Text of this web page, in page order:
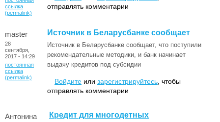
ссылка
(permalink)
отправлять комментарии
master
28
сентября,
2017 - 14:29
постоянная
ссылка
(permalink)
Источник в Беларусбанке сообщает
Источник в Беларусбанке сообщает, что поступили
рекомендательные методики, и банк начинает
выдачу кредитов под субсидии
Войдите или зарегистрируйтесь , чтобы
отправлять комментарии
Антонина Кредит для многодетных